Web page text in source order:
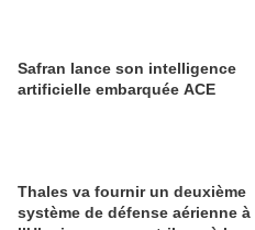
Safran lance son intelligence
artificielle embarquée ACE
Thales va fournir un deuxième
système de défense aérienne à